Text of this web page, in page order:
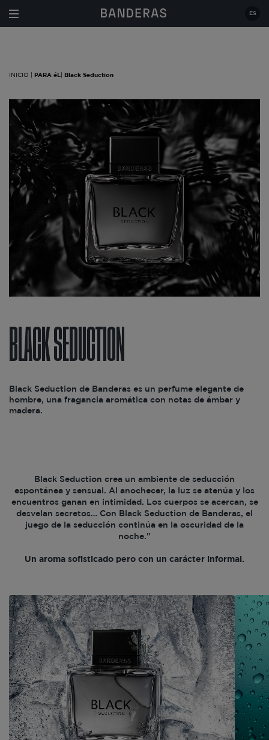
ES
INICIO | PARA éL Black Seduction
BLACK SEDUCTION
Black Seduction de Banderas es un perfume elegante de
hombre, una fragancia aromática con notas de ámbar y
madera.
Black Seduction crea un ambiente de seducción
espontánea y sensual. Al anochecer, la luz se atenúa y los
encuentros ganan en intimidad. Los cuerpos se acercan, se
desvelan secretos… Con Black Seduction de Banderas, el
juego de la seducción continúa en la oscuridad de la
noche."
Un aroma sofisticado pero con un carácter informal.